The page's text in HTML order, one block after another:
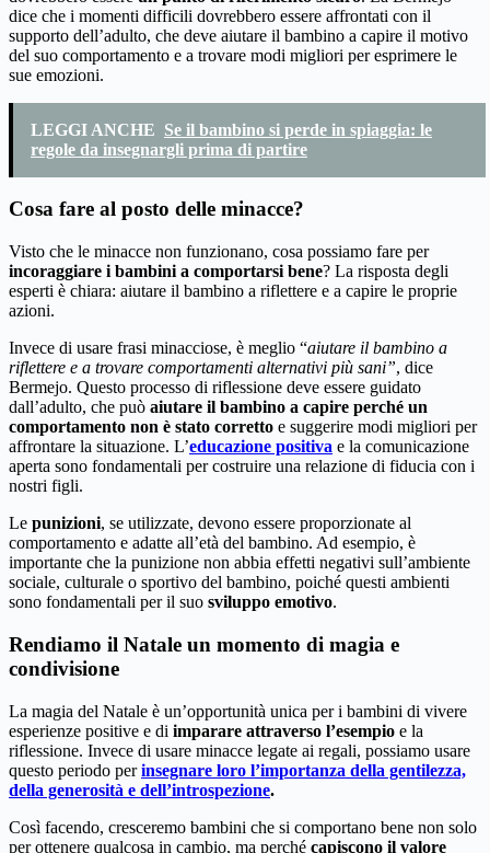
dice che i momenti difficili dovrebbero essere affrontati con il
supporto dell’adulto, che deve aiutare il bambino a capire il motivo
del suo comportamento e a trovare modi migliori per esprimere le
sue emozioni.
LEGGI ANCHE Se il bambino si perde in spiaggia: le
regole da insegnargli prima di partire
Cosa fare al posto delle minacce?
Visto che le minacce non funzionano, cosa possiamo fare per
incoraggiare i bambini a comportarsi bene? La risposta degli
esperti è chiara: aiutare il bambino a riflettere e a capire le proprie
azioni.
Invece di usare frasi minacciose, è meglio “aiutare il bambino a
riflettere e a trovare comportamenti alternativi più sani”, dice
Bermejo. Questo processo di riflessione deve essere guidato
dall’adulto, che può aiutare il bambino a capire perché un
comportamento non è stato corretto e suggerire modi migliori per
affrontare la situazione. L’educazione positiva e la comunicazione
aperta sono fondamentali per costruire una relazione di fiducia con i
nostri figli.
Le punizioni, se utilizzate, devono essere proporzionate al
comportamento e adatte all’età del bambino. Ad esempio, è
importante che la punizione non abbia effetti negativi sull’ambiente
sociale, culturale o sportivo del bambino, poiché questi ambienti
sono fondamentali per il suo sviluppo emotivo.
Rendiamo il Natale un momento di magia e
condivisione
La magia del Natale è un’opportunità unica per i bambini di vivere
esperienze positive e di imparare attraverso l’esempio e la
riflessione. Invece di usare minacce legate ai regali, possiamo usare
questo periodo per insegnare loro l’importanza della gentilezza,
della generosità e dell’introspezione.
Così facendo, cresceremo bambini che si comportano bene non solo
per ottenere qualcosa in cambio, ma perché capiscono il valore